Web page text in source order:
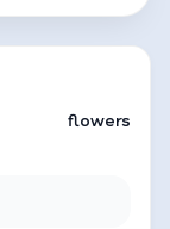
flowers